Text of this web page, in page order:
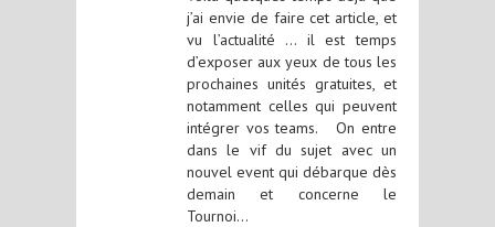
j’ai envie de faire cet article, et
vu l’actualité … il est temps
d’exposer aux yeux de tous les
prochaines unités gratuites, et
notamment celles qui peuvent
intégrer vos teams. On entre
dans le vif du sujet avec un
nouvel event qui débarque dès
demain et concerne le
Tournoi…